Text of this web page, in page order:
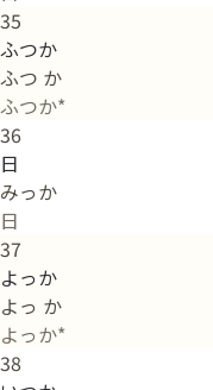
35
ふつか
ふつ か
ふつか*
36
日
みっか
日
37
よっか
よっ か
よっか*
38